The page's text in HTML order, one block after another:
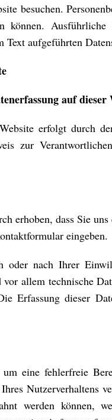
besuchen.
können.
Text aufgeführten
auf dieser
erfolgt durch
zur
erhoben, dass Sie
eingeben.
oder nach Ihrer
allem technische
Erfassung dieser
eine fehlerfreie
Nutzerverhaltens
werden können,